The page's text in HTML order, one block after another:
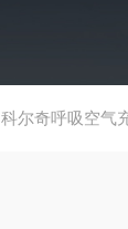
科尔奇呼吸空气